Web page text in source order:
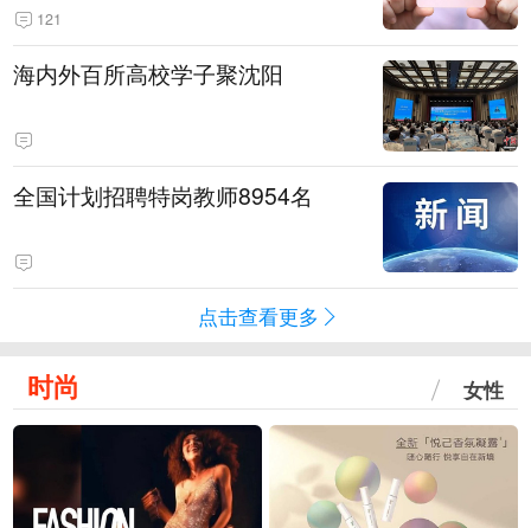
121
海内外百所高校学子聚沈阳
全国计划招聘特岗教师8954名
点击查看更多
时尚 女性